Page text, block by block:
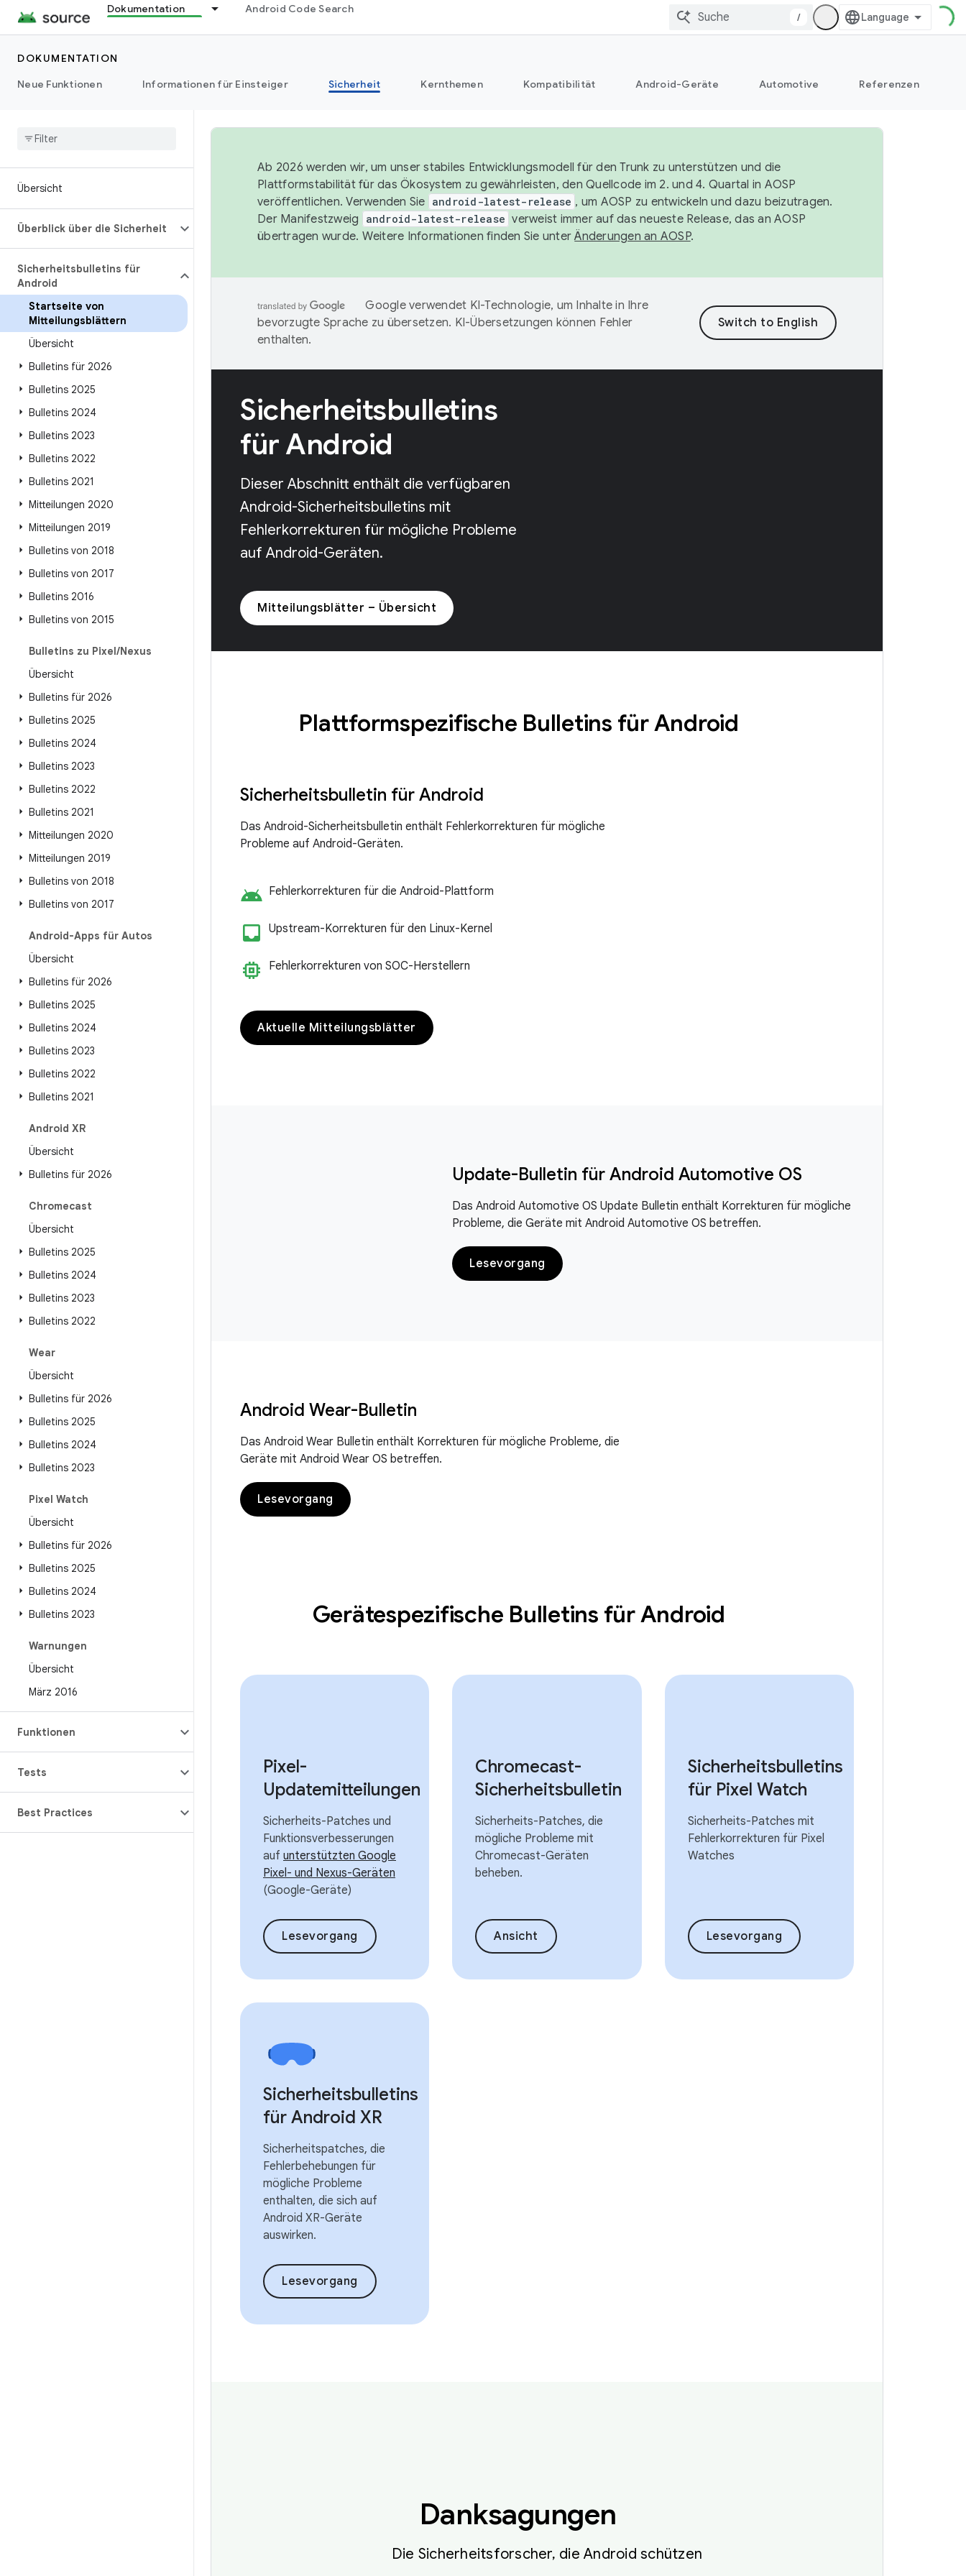
Dokumentation Android Code Search
/
DOKUMENTATION
Neue Funktionen
Informationen für Einsteiger Sicherheit Kernthemen Kompatibilität Android-Geräte Automotive Referenzen
Übersicht
Überblick über die Sicherheit
Sicherheitsbulletins für
Android
Startseite von
Mitteilungsblättern
Übersicht
Bulletins für 2026
Bulletins 2025
Bulletins 2024
Bulletins 2023
Bulletins 2022
Bulletins 2021
Mitteilungen 2020
Mitteilungen 2019
Bulletins von 2018
Bulletins von 2017
Bulletins 2016
Bulletins von 2015
Bulletins zu Pixel/Nexus
Übersicht
Bulletins für 2026
Bulletins 2025
Bulletins 2024
Bulletins 2023
Bulletins 2022
Bulletins 2021
Mitteilungen 2020
Mitteilungen 2019
Bulletins von 2018
Bulletins von 2017
Android-Apps für Autos
Übersicht
Bulletins für 2026
Bulletins 2025
Bulletins 2024
Bulletins 2023
Bulletins 2022
Bulletins 2021
Android XR
Übersicht
Bulletins für 2026
Chromecast
Übersicht
Bulletins 2025
Bulletins 2024
Bulletins 2023
Bulletins 2022
Wear
Übersicht
Bulletins für 2026
Bulletins 2025
Bulletins 2024
Bulletins 2023
Pixel Watch
Übersicht
Bulletins für 2026
Bulletins 2025
Bulletins 2024
Bulletins 2023
Warnungen
Übersicht
März 2016
Funktionen
Tests
Best Practices
Ab 2026 werden wir, um unser stabiles Entwicklungsmodell für den Trunk zu unterstützen und die
Plattformstabilität für das Ökosystem zu gewährleisten, den Quellcode im 2. und 4. Quartal in AOSP
veröffentlichen. Verwenden Sie android-latest-release , um AOSP zu entwickeln und dazu beizutragen.
Der Manifestzweig
android-latest-release verweist immer auf das neueste Release, das an AOSP
übertragen wurde. Weitere Informationen finden Sie unterÄnderungen an AOSP.
Google verwendet KI-Technologie, um Inhalte in Ihre
bevorzugte Sprache zu übersetzen. KI-Übersetzungen können Fehler
enthalten.
Sicherheitsbulletins
für Android
Dieser Abschnitt enthält die verfügbaren
Android-Sicherheitsbulletins mit
Fehlerkorrekturen für mögliche Probleme
auf Android-Geräten.
Mitteilungsblätter – Übersicht
Plattformspezifische Bulletins für Android
Sicherheitsbulletin für Android
Das Android-Sicherheitsbulletin enthält Fehlerkorrekturen für mögliche
Probleme auf Android-Geräten.
android Fehlerkorrekturen für die Android-Plattform
inbox_customize
Upstream-Korrekturen für den Linux-Kernel
memory Fehlerkorrekturen von SOC-Herstellern
Aktuelle Mitteilungsblätter
Update-Bulletin für Android Automotive OS
Das Android Automotive OS Update Bulletin enthält Korrekturen für mögliche
Probleme, die Geräte mit Android Automotive OS betreffen.
Lesevorgang
Android Wear-Bulletin
Das Android Wear Bulletin enthält Korrekturen für mögliche Probleme, die
Geräte mit Android Wear OS betreffen.
Lesevorgang
Gerätespezifische Bulletins für Android
Pixel-
Updatemitteilungen
Sicherheits-Patches und
Funktionsverbesserungen
auf unterstützten Google
Pixel- und Nexus-Geräten
(Google-Geräte)
Lesevorgang
Chromecast-
Sicherheitsbulletin
Sicherheits-Patches, die
mögliche Probleme mit
Chromecast-Geräten
beheben.
Ansicht
Sicherheitsbulletins
für Pixel Watch
Sicherheits-Patches mit
Fehlerkorrekturen für Pixel
Watches
Lesevorgang
Sicherheitsbulletins
für Android XR
Sicherheitspatches, die
Fehlerbehebungen für
mögliche Probleme
enthalten, die sich auf
Android XR-Geräte
auswirken.
Lesevorgang
Danksagungen
Die Sicherheitsforscher, die Android schützen